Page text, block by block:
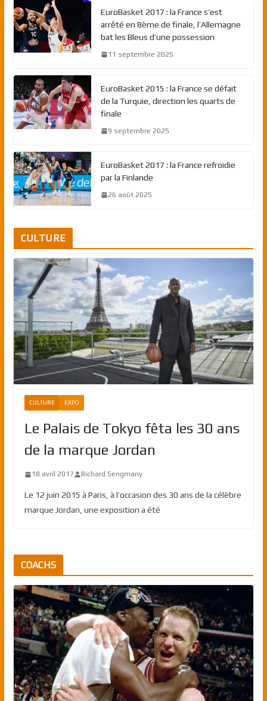
EuroBasket 2017 : la France s’est
arrêté en 8ème de finale, l’Allemagne
bat les Bleus d’une possession
11 septembre 2025
EuroBasket 2015 : la France se défait
de la Turquie, direction les quarts de
finale
9 septembre 2025
EuroBasket 2017 : la France refroidie
par la Finlande
26 août 2025
CULTURE
CULTURE EXPO
Le Palais de Tokyo fêta les 30 ans
de la marque Jordan
18 avril 2017 Richard Sengmany
Le 12 juin 2015 à Paris, à l’occasion des 30 ans de la célèbre
marque Jordan, une exposition a été
COACHS